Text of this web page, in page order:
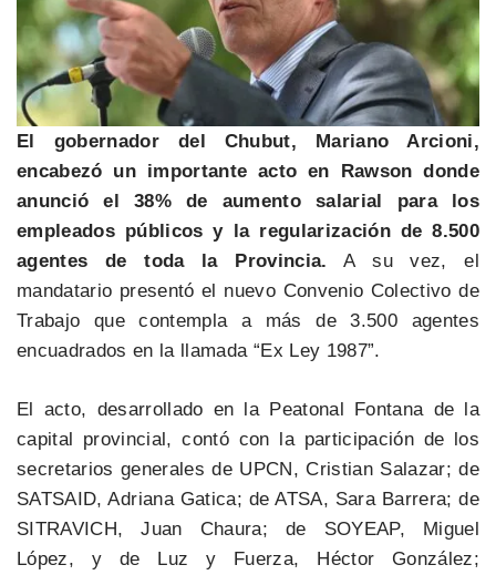
El gobernador del Chubut, Mariano Arcioni,
encabezó un importante acto en Rawson donde
anunció el 38% de aumento salarial para los
empleados públicos y la regularización de 8.500
agentes de toda la Provincia. A su vez, el
mandatario presentó el nuevo Convenio Colectivo de
Trabajo que contempla a más de 3.500 agentes
encuadrados en la llamada “Ex Ley 1987”.
El acto, desarrollado en la Peatonal Fontana de la
capital provincial, contó con la participación de los
secretarios generales de UPCN, Cristian Salazar; de
SATSAID, Adriana Gatica; de ATSA, Sara Barrera; de
SITRAVICH, Juan Chaura; de SOYEAP, Miguel
López, y de Luz y Fuerza, Héctor González;